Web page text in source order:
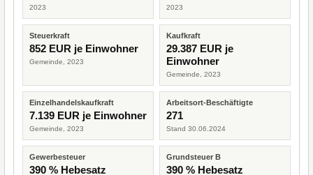
2023 2023
Steuerkraft
852 EUR je Einwohner
Gemeinde, 2023
Kaufkraft
29.387 EUR je
Einwohner
Gemeinde, 2023
Einzelhandelskaufkraft
7.139 EUR je Einwohner
Gemeinde, 2023
Arbeitsort-Beschäftigte
271
Stand 30.06.2024
Gewerbesteuer
390 % Hebesatz
Grundsteuer B
390 % Hebesatz